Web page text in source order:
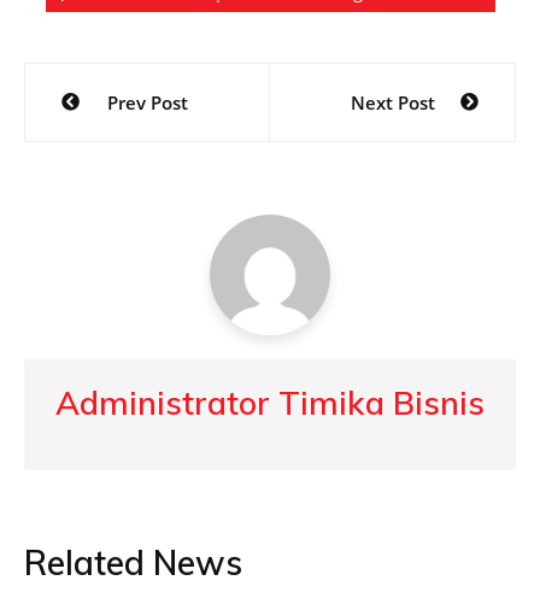
Post
navigation
Prev Post Next Post
Administrator Timika Bisnis
Related News